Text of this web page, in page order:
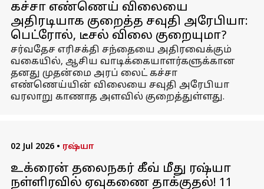
கச்சா எண்ணெய் விலையை
அதிரடியாக குறைத்த சவுதி அரேபியா:
பெட்ரோல், டீசல் விலை குறையுமா?
சர்வதேச எரிசக்தி சந்தையை அதிரவைக்கும்
வகையில், ஆசிய வாடிக்கையாளர்களுக்கான
தனது முதன்மை அரப் லைட் கச்சா
எண்ணெய்யின் விலையை சவுதி அரேபியா
வரலாறு காணாத அளவில் குறைத்துள்ளது.
02 Jul 2026 • ரஷ்யா
உக்ரைன் தலைநகர் கீவ் மீது ரஷ்யா
நள்ளிரவில் ஏவுகணை தாக்குதல்! 11